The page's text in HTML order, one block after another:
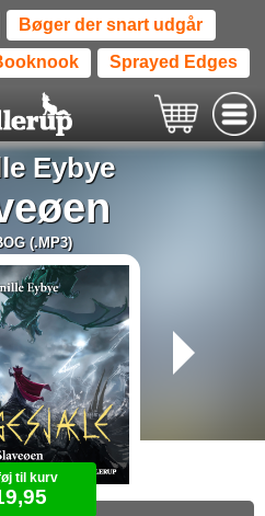
Bøger der snart udgår
Sprayed Edges
Eybye
(.MP3)
til kurv